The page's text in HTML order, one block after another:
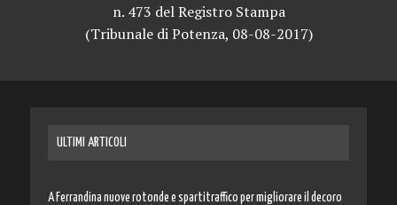
n. 473 del Registro Stampa
(Tribunale di Potenza, 08-08-2017)
ULTIMI ARTICOLI
A Ferrandina nuove rotonde e spartitraffico per migliorare il decoro